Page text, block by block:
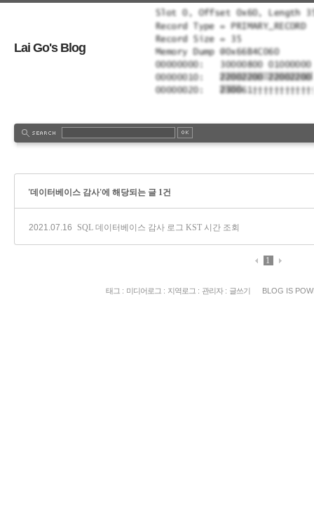
Lai Go's Blog
'데이터베이스 감사'에 해당되는 글 1건
2021.07.16 SQL 데이터베이스 감사 로그 KST 시간 조회
1
태그 : 미디어로그 : 지역로그 : 관리자: 글쓰기 BLOG IS